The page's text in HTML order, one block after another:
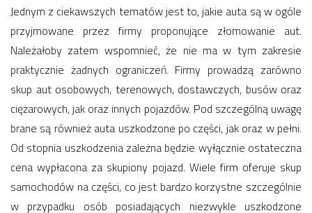
Jednym z ciekawszych tematów jest to, jakie auta są w ogóle
przyjmowane przez firmy proponujące złomowanie aut.
Należałoby zatem wspomnieć, że nie ma w tym zakresie
praktycznie żadnych ograniczeń. Firmy prowadzą zarówno
skup aut osobowych, terenowych, dostawczych, busów oraz
ciężarowych, jak oraz innych pojazdów. Pod szczególną uwagę
brane są również auta uszkodzone po części, jak oraz w pełni.
Od stopnia uszkodzenia zależna będzie wyłącznie ostateczna
cena wypłacona za skupiony pojazd. Wiele firm oferuje skup
samochodów na części, co jest bardzo korzystne szczególnie
w przypadku osób posiadających niezwykle uszkodzone